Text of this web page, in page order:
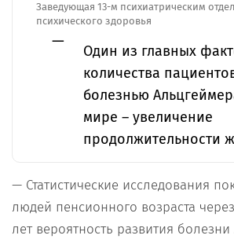
Заведующая 13-м психиатрическим
психического здоровья
Один из главных
количества
болезнью
мире – увеличение
продолжительности
— Статистические исследования
людей пенсионного возраста
лет вероятность развития